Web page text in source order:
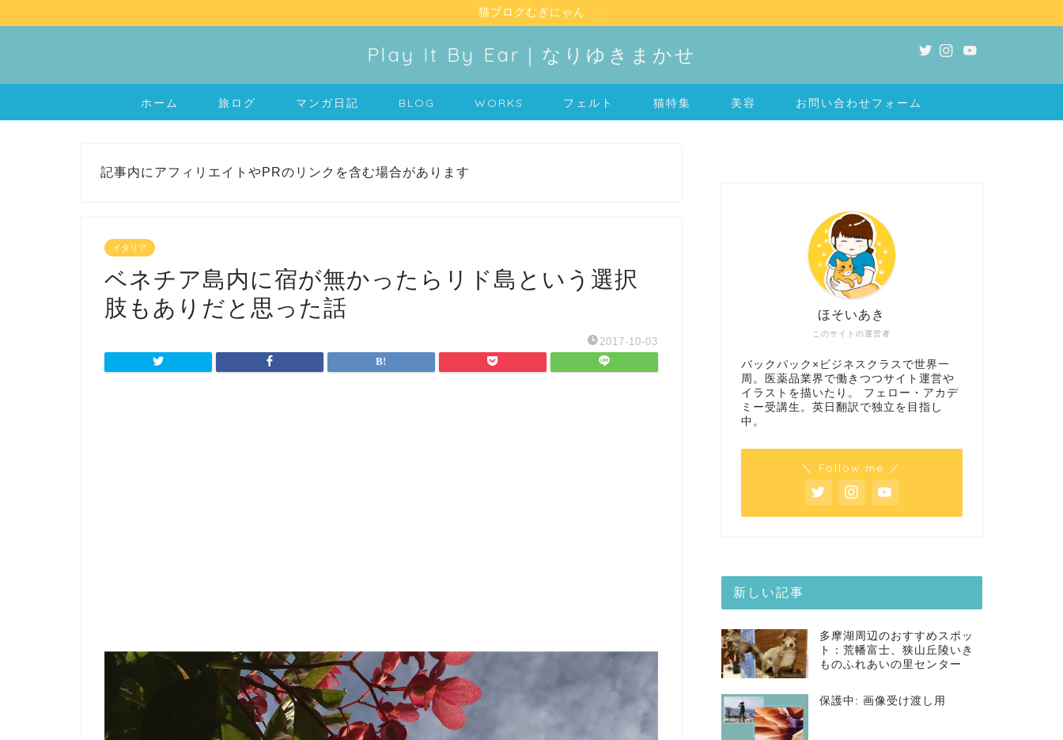
猫ブログむぎにゃん
Play It By Ear｜なりゆきまかせ
ホーム 旅ログ マンガ日記 BLOG WORKS フェルト 猫特集 美容 お問い合わせフォーム
記事内にアフィリエイトやPRのリンクを含む場合があります
イタリア
ベネチア島内に宿が無かったらリド島という選択
肢もありだと思った話
2017-10-03
このサイトの運営者
ほそいあき
バックパック×ビジネスクラスで世界一
周。医薬品業界で働きつつサイト運営や
イラストを描いたり。 フェロー・アカデ
ミー受講生。英日翻訳で独立を目指し
中。
＼ Follow me ／
新しい記事
多摩湖周辺のおすすめスポッ
ト：荒幡富士、狭山丘陵いき
ものふれあいの里センター
保護中: 画像受け渡し用